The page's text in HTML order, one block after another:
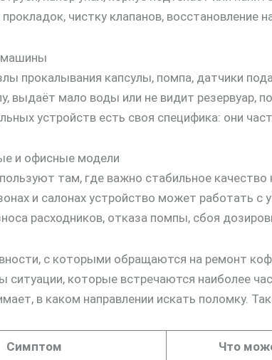
чистку клапанов, восстановление
прокалывания капсулы, помпа, датчики
выдаёт мало воды или не видит резервуар,
устройств есть своя специфика: они
и офисные модели
там, где важно стабильное
и салонах устройство может работать с
расходников, отказа помпы, сбоя
с которыми обращаются на ремонт
ситуации, которые встречаются наиболее
в каком направлении искать поломку.
Симптом Что